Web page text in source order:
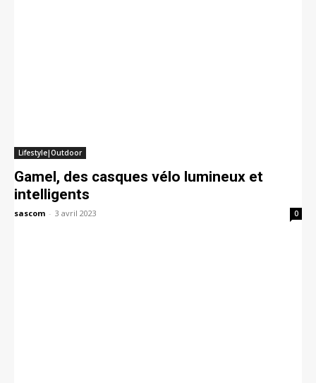
Lifestyle|Outdoor
Gamel, des casques vélo lumineux et
intelligents
sascom - 3 avril 2023 0